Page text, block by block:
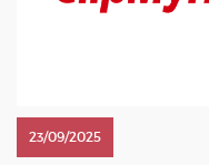
23/09/2025